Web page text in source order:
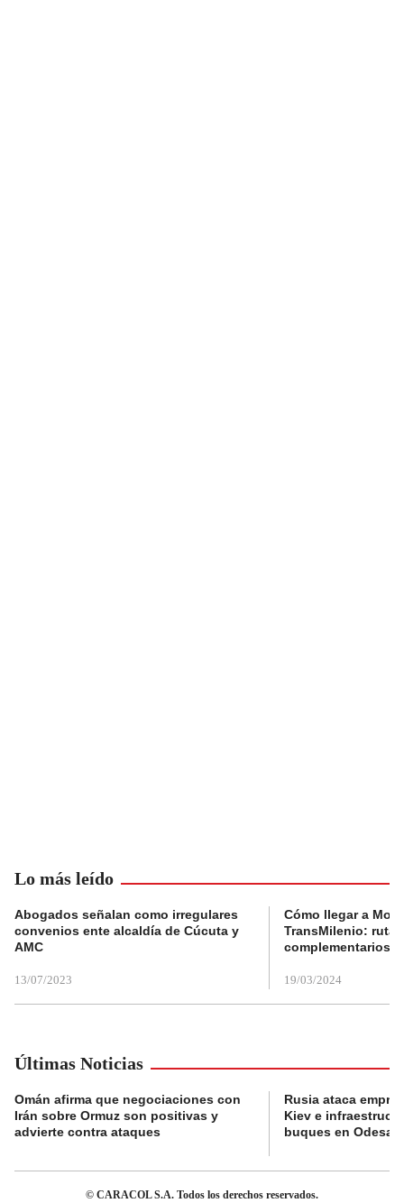
Lo más leído
Abogados señalan como irregulares
convenios ente alcaldía de Cúcuta y
AMC
13/07/2023
Cómo llegar a
TransMilenio:
complementarios
19/03/2024
Últimas Noticias
Omán afirma que negociaciones con
Irán sobre Ormuz son positivas y
advierte contra ataques
Rusia ataca
Kiev e
buques en Odesa
© CARACOL S.A. Todos los derechos reservados.